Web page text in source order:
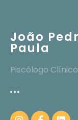
João
Paula
Piscólogo